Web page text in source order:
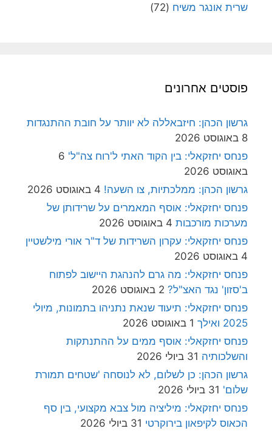
שרית אונגר משיח (72)
פוסטים אחרונים
גרשון הכהן: חיזבאללה לא יוותר על חובת ההתנגדות
8 באוגוסט 2026
פנחס יחזקאלי: בין הקוד האתי ל'רוח צה"ל' 6
באוגוסט 2026
גרשון הכהן: ממלכתיות, צו השעה! 4 באוגוסט 2026
פנחס יחזקאלי: אוסף המאמרים על שרידותן של
מערכות מורכבות 4 באוגוסט 2026
פנחס יחזקאלי: עקרון השרידות של ד"ר אורי מילשטיין
4 באוגוסט 2026
פנחס יחזקאלי: מה גרם להנהגת היישוב לפתוח
ב'סזון' נגד האצ"ל? 2 באוגוסט 2026
פנחס יחזקאלי: תיעוד שנאת נתניהו בתמונות, מיולי
2025 ואילך
1 באוגוסט 2026
פנחס יחזקאלי: אוסף ממים על ההתנתקות
והשלכותיה 31 ביולי 2026
גרשון הכהן: כן לשלום, לא לנוסחה 'שטחים תמורת
שלום' 31 ביולי 2026
פנחס יחזקאלי: מיליציה מול צבא מקצועי, בין סף
הכאוס לקיפאון בירוקרטי 31 ביולי 2026